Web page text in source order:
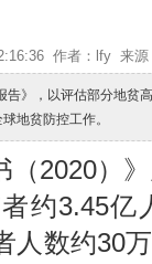
作者：lfy 来源
》，以评估部分地贫
地贫防控工作。
2020）》
约3.45
人数约30